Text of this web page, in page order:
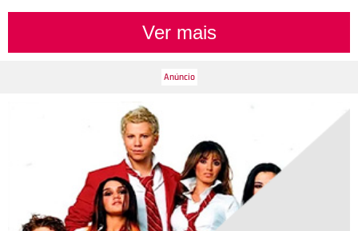
Ver mais